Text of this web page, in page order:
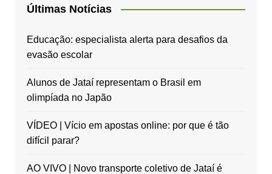
Últimas Notícias
Educação: especialista alerta para desafios da
evasão escolar
Alunos de Jataí representam o Brasil em
olimpíada no Japão
VÍDEO | Vício em apostas online: por que é tão
difícil parar?
AO VIVO | Novo transporte coletivo de Jataí é